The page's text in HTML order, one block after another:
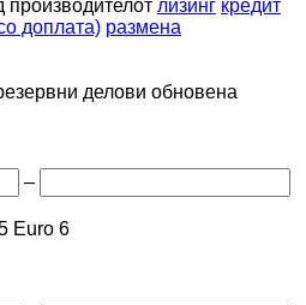
производителот лизинг кредит
доплата) размена
делови обновена
–
Euro 6